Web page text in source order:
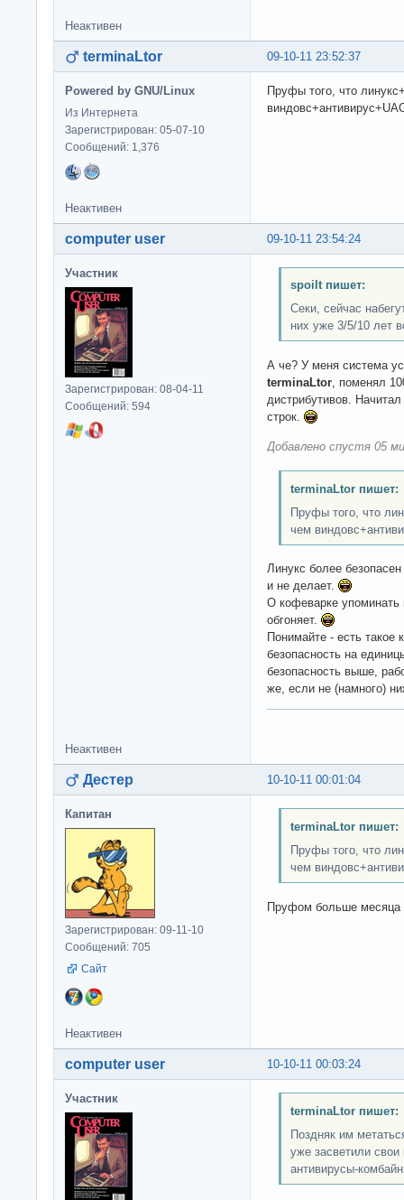
Неактивен
09-10-11 23:52:37
terminaLtor
Powered by GNU/Linux
Из Интернета
Зарегистрирован: 05-07-10
Сообщений: 1,376
Пруфы того, что
Неактивен
09-10-11 23:54:24
computer user
Участник
Зарегистрирован: 08-04-11
Сообщений: 594
spoilt пишет:
Секи, сейчас
них уже 3/5/10 лет
А че? У меня система
terminaLtor, поменял
дистрибутивов.
строк.
Добавлено спустя 05
terminaLtor пишет:
Пруфы того, что
чем
Линукс более
и не делает.
О кофеварке упоминать
обгоняет.
Понимайте - есть такое
безопасность на
безопасность выше,
же, если не (намного)
Неактивен
10-10-11 00:01:04
Дестер
Капитан
Зарегистрирован: 09-11-10
Сообщений: 705
Сайт
terminaLtor пишет:
Пруфы того, что
чем
Пруфом больше месяца
Неактивен
10-10-11 00:03:24
computer user
Участник
terminaLtor пишет:
Поздняк им
уже засветили
антивирусы-